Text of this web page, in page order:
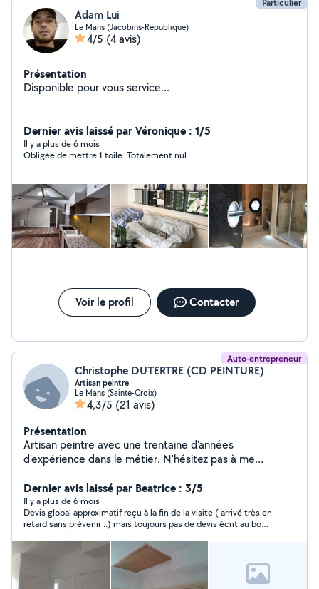
Particulier
Adam Lui
Le Mans (Jacobins-République)
4/5 (4 avis)
Présentation
Disponible pour vous service...
Dernier avis laissé par Véronique : 1/5
Il y a plus de 6 mois
Obligée de mettre 1 toile. Totalement nul
Voir le profil Contacter
Auto-entrepreneur
Christophe DUTERTRE (CD PEINTURE)
Artisan peintre
Le Mans (Sainte-Croix)
4,3/5 (21 avis)
Présentation
Artisan peintre avec une trentaine d'années
d'expérience dans le métier. N'hésitez pas à me
Dernier avis laissé par Beatrice : 3/5
Il y a plus de 6 mois
Devis global approximatif reçu à la fin de la visite ( arrivé très en
retard sans prévenir ..) mais toujours pas de devis écrit au bout
monsieur était plutôt sympathique et expérimenté Vu mon
expérience décevante qui de plus me fait perdre beaucoup de
temps je suis généreuse en mettant 3 étoiles mais je suppose
qu’il peut être bon artisan